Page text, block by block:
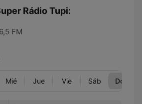
Rádio Tupi:
FM
Mié Jue Vie Sáb Dom